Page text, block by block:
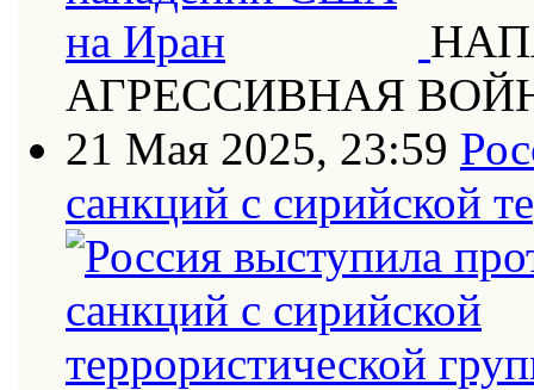
АГРЕССИВНАЯ
21 Мая 2025, 23:59
санкций с сирийской